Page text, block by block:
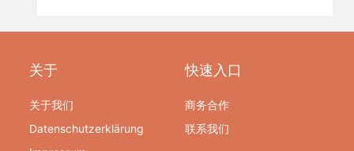
关于
关于我们
Datenschutzerklärung
快速入口
商务合作
联系我们